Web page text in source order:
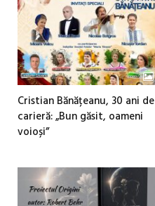
Cristian Bănățeanu, 30 ani de
carieră: „Bun găsit, oameni
voioși”